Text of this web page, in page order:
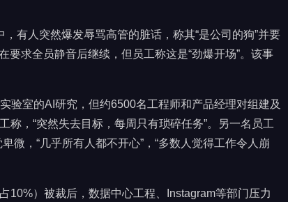
有人突然爆发辱骂高管的脏话，称其“是公司的狗”并要
要求全员静音后继续，但员工称这是“劲爆开场”。该事
验室的AI研究，但约6500名工程师和产品经理对组建及
称，“突然失去目标，每周只有琐碎任务”。另一名员工
微，“几乎所有人都不开心”，“多数人觉得工作令人崩
10%）被裁后，数据中心工程、Instagram等部门压力